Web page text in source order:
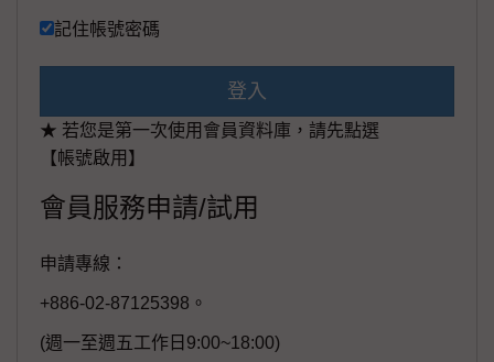
記住帳號密碼
登入
★ 若您是第一次使用會員資料庫，請先點選
【帳號啟用】
會員服務申請/試用
申請專線：
+886-02-87125398。
(週一至週五工作日9:00~18:00)